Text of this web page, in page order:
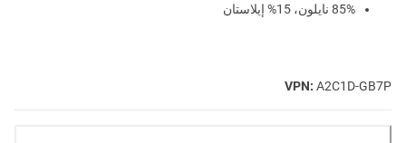
85% نايلون، 15% إيلاستان
VPN: A2C1D-GB7P